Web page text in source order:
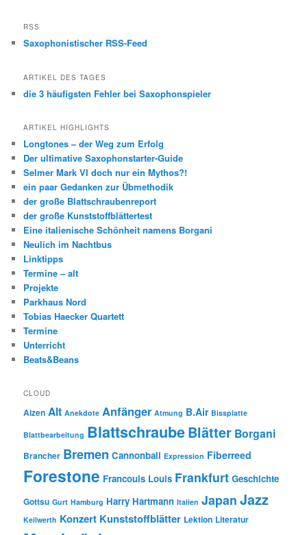
RSS
Saxophonistischer RSS-Feed
ARTIKEL DES TAGES
die 3 häufigsten Fehler bei Saxophonspieler
ARTIKEL HIGHLIGHTS
Longtones – der Weg zum Erfolg
Der ultimative Saxophonstarter-Guide
Selmer Mark VI doch nur ein Mythos?!
ein paar Gedanken zur Übmethodik
der große Blattschraubenreport
der große Kunststoffblättertest
Eine italienische Schönheit namens Borgani
Neulich im Nachtbus
Linktipps
Termine – alt
Projekte
Parkhaus Nord
Tobias Haecker Quartett
Termine
Unterricht
Beats&Beans
CLOUD
Aizen Alt Anekdote Anfänger Atmung B.Air Bissplatte
Blattbearbeitung BlattschraubeBlätter Borgani
Brancher Bremen Cannonball Expression Fiberreed
Forestone Francouis Louis Frankfurt Geschichte
Gottsu Gurt Hamburg Harry Hartmann Italien Japan Jazz
Keilwerth Konzert Kunststoffblätter Lektion Literatur